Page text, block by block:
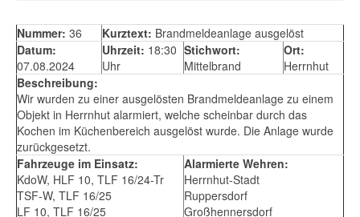
Nummer: 36 Kurztext: Brandmeldeanlage ausgelöst
Datum:
07.08.2024
Uhrzeit: 18:30
Uhr
Stichwort:
Mittelbrand
Ort:
Herrnhut
Beschreibung:
Wir wurden zu einer ausgelösten Brandmeldeanlage zu einem
Objekt in Herrnhut alarmiert, welche scheinbar durch das
Kochen im Küchenbereich ausgelöst wurde. Die Anlage wurde
zurückgesetzt.
Fahrzeuge im Einsatz:
KdoW, HLF 10, TLF 16/24-Tr
TSF-W, TLF 16/25
LF 10, TLF 16/25
Alarmierte Wehren:
Herrnhut-Stadt
Ruppersdorf
Großhennersdorf